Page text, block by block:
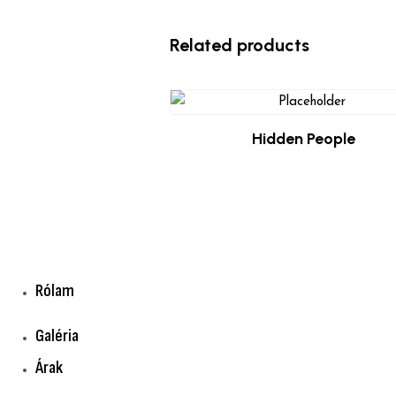
Related products
Hidden People
Rólam
Galéria
Árak